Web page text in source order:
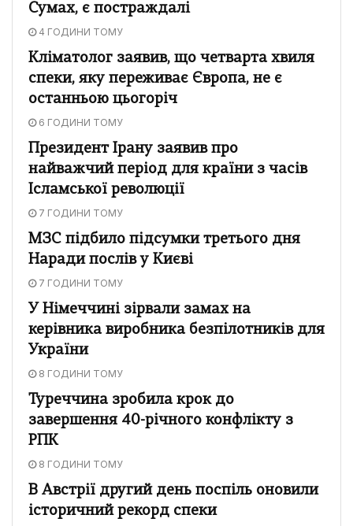
Сумах, є постраждалі
4 ГОДИНИ ТОМУ
Кліматолог заявив, що четварта хвиля
спеки, яку переживає Європа, не є
останньою цьогоріч
6 ГОДИНИ ТОМУ
Президент Ірану заявив про
найважчий період для країни з часів
Ісламської революції
7 ГОДИНИ ТОМУ
МЗС підбило підсумки третього дня
Наради послів у Києві
7 ГОДИНИ ТОМУ
У Німеччині зірвали замах на
керівника виробника безпілотників для
України
8 ГОДИНИ ТОМУ
Туреччина зробила крок до
завершення 40-річного конфлікту з
РПК
8 ГОДИНИ ТОМУ
В Австрії другий день поспіль оновили
історичний рекорд спеки